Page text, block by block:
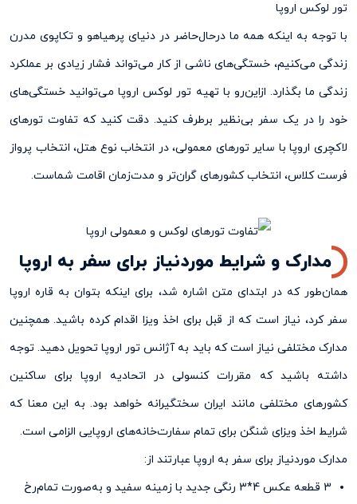
تور لوکس اروپا
با توجه به اینکه همه ما درحال‌حاضر در دنیای پرهیاهو و تکاپوی مدرن
زندگی می‌کنیم، خستگی‌های ناشی از کار می‌تواند فشار زیادی بر عملکرد
زندگی ما بگذارد. ازاین‌رو با تهیه تور لوکس اروپا می‌توانید خستگی‌های
خود را در یک سفر بی‌نظیر برطرف کنید. دقت کنید که تفاوت تورهای
لاکچری اروپا با سایر تورهای معمولی، در انتخاب نوع هتل، انتخاب پرواز
فرست کلاس، انتخاب کشور‌های گران‌تر و مدت‌زمان اقامت شماست.
مدارک و شرایط موردنیاز برای سفر به اروپا
همان‌طور که در ابتدای متن اشاره شد، برای اینکه بتوان به قاره اروپا
سفر کرد، نیاز است که از قبل برای اخذ ویزا اقدام کرده باشید. همچنین
مدارک مختلفی نیاز است که باید به آژانس تور اروپا تحویل دهید. توجه
داشته باشید که مقررات کنسولی در اتحادیه اروپا برای ساکنین
کشورهای مختلفی مانند ایران سختگیرانه خواهد بود. به این معنا که
شرایط اخذ ویزای شنگن برای تمام سفارت‌خانه‌های اروپایی الزامی‌ است.
مدارک موردنیاز برای سفر به اروپا عبارتند از:
3 قطعه عکس 4*3 رنگی جدید با زمینه سفید و به‌صورت تمام‌رخ